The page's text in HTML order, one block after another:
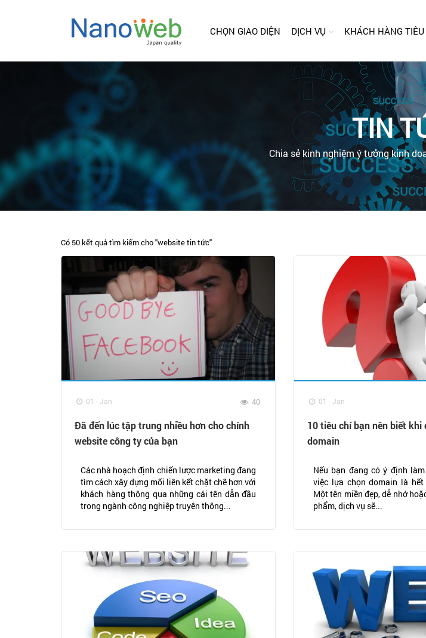
CHỌN GIAO DIỆN DỊCH VỤ KHÁCH HÀNG
TIN
Chia sẻ kinh nghiệm ý tưởng kinh
Có 50 kết quả tìm kiếm cho "website tin tức"
01 - Jan 40
Đã đến lúc tập trung nhiều hơn cho chính
website công ty của bạn
Các nhà hoạch định chiến lược marketing đang
tìm cách xây dựng mối liên kết chặt chẽ hơn với
khách hàng thông qua những cái tên dẫn đầu
trong ngành công nghiệp truyên thông...
01 - Jan
10 tiêu chí bạn nên biết khi
domain
Nếu bạn đang có ý định
việc lựa chọn domain là
Một tên miền đẹp, dễ nhớ
phẩm, dịch vụ sẽ...